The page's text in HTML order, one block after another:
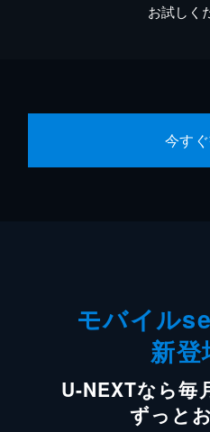
お試しく
今す
モバイル
新登
U-NEXTなら毎
ずっと